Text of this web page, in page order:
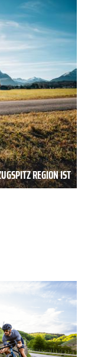
REGION IST